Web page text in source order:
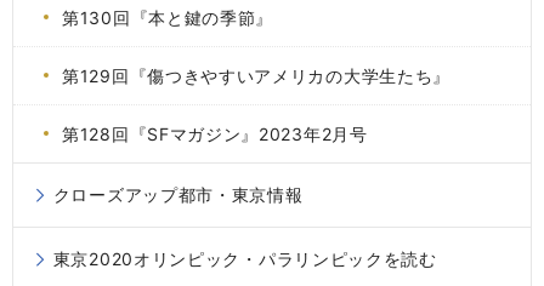
第130回『本と鍵の季節』
第129回『傷つきやすいアメリカの大学生たち』
第128回『SFマガジン』2023年2月号
クローズアップ都市・東京情報
東京2020オリンピック・パラリンピックを読む